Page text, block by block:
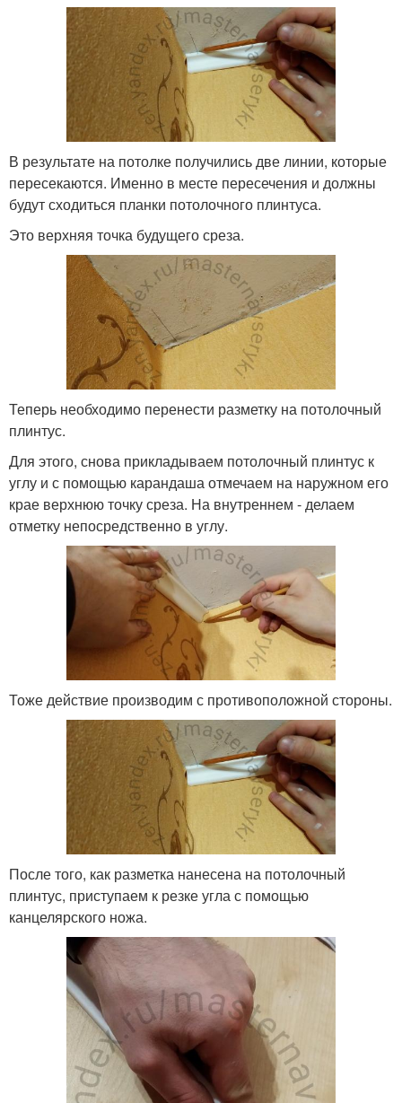
В результате на потолке получились две линии, которые
пересекаются. Именно в месте пересечения и должны
будут сходиться планки потолочного плинтуса.
Это верхняя точка будущего среза.
Теперь необходимо перенести разметку на потолочный
плинтус.
Для этого, снова прикладываем потолочный плинтус к
углу и с помощью карандаша отмечаем на наружном его
крае верхнюю точку среза. На внутреннем - делаем
отметку непосредственно в углу.
Тоже действие производим с противоположной стороны.
После того, как разметка нанесена на потолочный
плинтус, приступаем к резке угла с помощью
канцелярского ножа.